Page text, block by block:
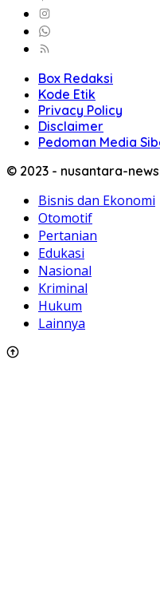
Box Redaksi
Kode Etik
Privacy Policy
Disclaimer
Pedoman Media
© 2023 - nusantara-
Bisnis dan Ekonomi
Otomotif
Pertanian
Edukasi
Nasional
Kriminal
Hukum
Lainnya